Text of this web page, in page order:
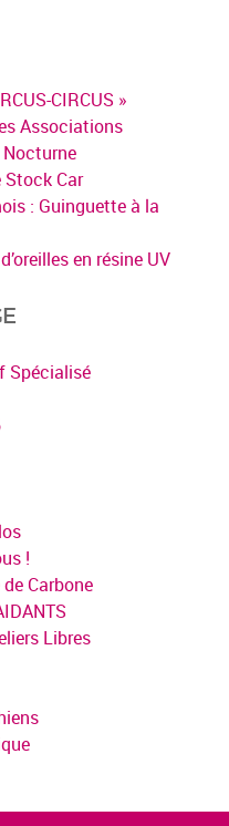
CIRCUS »
Associations
Stock Car
: Guinguette à la
en résine UV
Spécialisé
!
Carbone
Libres